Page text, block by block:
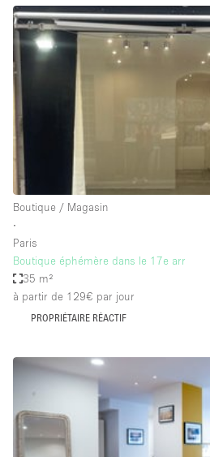
Boutique en Partage
Bureaux
Camion / Fourgon
Commerce
Container
Entrepôt / Espace Stockage / Box
Espace Atypique / Unique
Espace Créatif
Espace Événementiel
Galerie d'art
Lobby / Accueil
Maison / Villa / Hôtel Particulier
Restaurant / Bar / Café
Rooftop
Boutique / Magasin
∙
Paris
Boutique éphémère dans le 17e arr
35 m²
à partir de 129€ par jour
PROPRIÉTAIRE RÉACTIF